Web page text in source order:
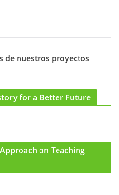
de nuestros proyectos
for a Better Future
on Teaching